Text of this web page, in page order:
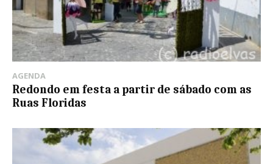
AGENDA
Redondo em festa a partir de sábado com as
Ruas Floridas